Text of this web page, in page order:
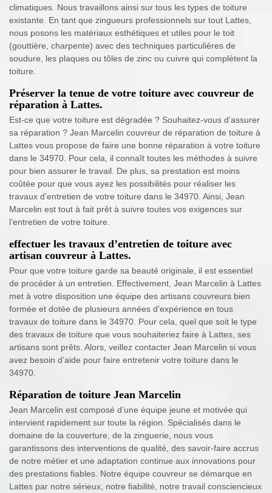
climatiques. Nous travaillons ainsi sur tous les types de toiture
existante. En tant que zingueurs professionnels sur tout Lattes,
nous posons les matériaux esthétiques et utiles pour le toit
(gouttière, charpente) avec des techniques particulières de
soudure, les plaques ou tôles de zinc ou cuivre qui complètent la
toiture.
Préserver la tenue de votre toiture avec couvreur de
réparation à Lattes.
Est-ce que votre toiture est dégradée ? Souhaitez-vous d’assurer
sa réparation ? Jean Marcelin couvreur de réparation de toiture à
Lattes vous propose de faire une bonne réparation à votre toiture
dans le 34970. Pour cela, il connaît toutes les méthodes à suivre
pour bien assurer le travail. De plus, sa prestation est moins
coûtée pour que vous ayez les possibilités pour réaliser les
travaux d’entretien de votre toiture dans le 34970. Ainsi, Jean
Marcelin est tout à fait prêt à suivre toutes vos exigences sur
l’entretien de votre toiture.
effectuer les travaux d’entretien de toiture avec
artisan couvreur à Lattes.
Pour que votre toiture garde sa beauté originale, il est essentiel
de procéder à un entretien. Effectivement, Jean Marcelin à Lattes
met à votre disposition une équipe des artisans couvreurs bien
formée et dotée de plusieurs années d’expérience en tous
travaux de toiture dans le 34970. Pour cela, quel que soit le type
des travaux de toiture que vous souhaiteriez faire à Lattes, ses
artisans sont prêts. Alors, veillez contacter Jean Marcelin si vous
avez besoin d’aide pour faire entretenir votre toiture dans le
34970.
Réparation de toiture Jean Marcelin
Jean Marcelin est composé d’une équipe jeune et motivée qui
intervient rapidement sur toute la région. Spécialisés dans le
domaine de la couverture, de la zinguerie, nous vous
garantissons des interventions de qualité, des savoir-faire accrus
de notre métier et une adaptation continue aux innovations pour
des prestations fiables. Notre équipe couvreur se démarque en
Lattes par notre sérieux, notre fiabilité, notre travail consciencieux